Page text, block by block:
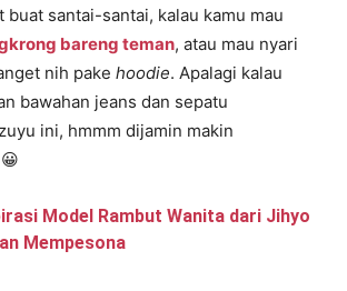
buat santai-santai, kalau kamu mau
bareng teman, atau mau nyari
nih pake hoodie. Apalagi kalau
bawahan jeans dan sepatu
ini, hmmm dijamin makin
Model Rambut Wanita dari Jihyo
Mempesona